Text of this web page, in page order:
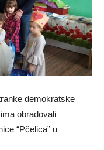
demokratske
obradovali
“Pčelica” u